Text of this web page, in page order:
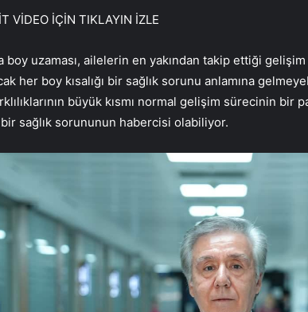
VİDEO İÇİN TIKLAYIN İZLE
boy uzaması, ailelerin en yakından takip ettiği
her boy kısalığı bir sağlık sorunu anlamına
büyük kısmı normal gelişim sürecinin bir
sağlık sorununun habercisi olabiliyor.